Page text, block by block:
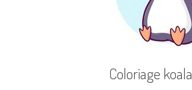
Coloriage koala